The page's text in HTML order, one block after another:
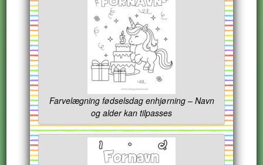
Farvelægning fødselsdag enhjørning – Navn
og alder kan tilpasses